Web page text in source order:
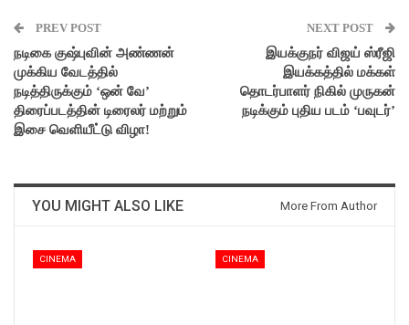
PREV POST
நடிகை குஷ்புவின் அண்ணன்
முக்கிய வேடத்தில்
நடித்திருக்கும் ‘ஒன் வே’
திரைப்படத்தின் டிரைலர் மற்றும்
இசை வெளியீட்டு விழா!
NEXT POST
இயக்குநர் விஜய் ஸ்ரீஜி
இயக்கத்தில் மக்கள்
தொடர்பாளர் நிகில் முருகன்
நடிக்கும் புதிய படம் ‘பவுடர்’
YOU MIGHT ALSO LIKE More From Author
CINEMA CINEMA